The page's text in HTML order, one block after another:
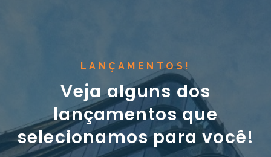
LANÇAMENTOS!
Veja alguns dos
lançamentos que
selecionamos para você!